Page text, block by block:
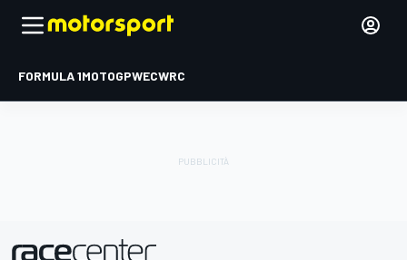
FORMULA 1MOTOGPWECWRC